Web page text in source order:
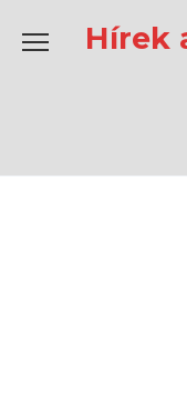
содержаниюHírek